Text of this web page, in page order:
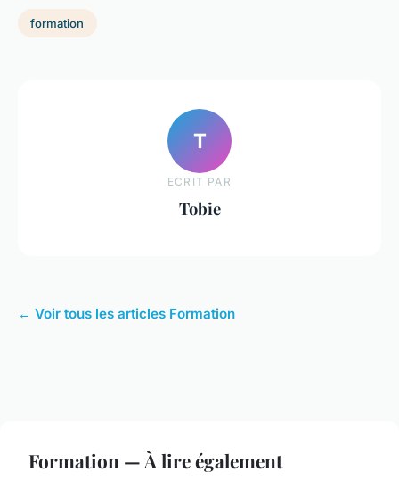
formation
T
ECRIT PAR
Tobie
← Voir tous les articles Formation
Formation — À lire également